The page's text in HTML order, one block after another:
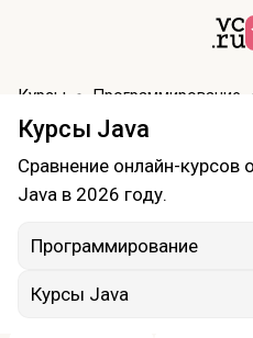
Курсы Программирование
Курсы Java
Сравнение онлайн-курсов
Java в 2026 году.
Программирование
Курсы Java